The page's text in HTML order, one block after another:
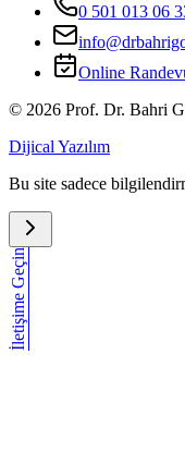
0 501 013 06
Online
© 2026 Prof. Dr. Bahri
Dijical Yazılım
Bu site sadece
İletişime Geçin